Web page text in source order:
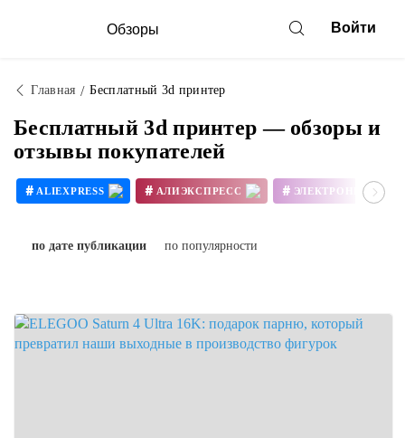
Обзоры Войти
Главная Бесплатный 3d принтер
Бесплатный 3d принтер — обзоры и
отзывы покупателей
# ALIEXPRESS # АЛИЭКСПРЕСС # ЭЛЕКТРОНИКА
по дате публикации по популярности